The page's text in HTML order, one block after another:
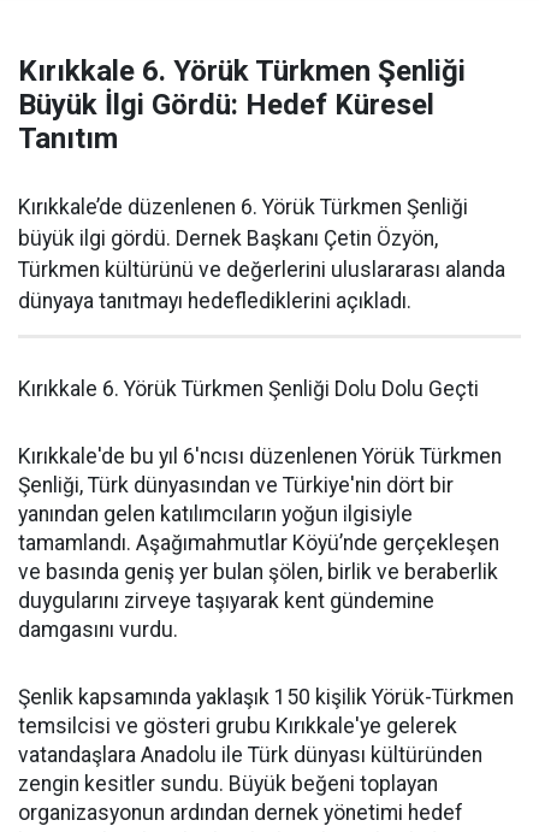
Kırıkkale 6. Yörük Türkmen Şenliği
Büyük İlgi Gördü: Hedef Küresel
Tanıtım
Kırıkkale’de düzenlenen 6. Yörük Türkmen Şenliği
büyük ilgi gördü. Dernek Başkanı Çetin Özyön,
Türkmen kültürünü ve değerlerini uluslararası alanda
dünyaya tanıtmayı hedeflediklerini açıkladı.
Kırıkkale 6. Yörük Türkmen Şenliği Dolu Dolu Geçti
Kırıkkale'de bu yıl 6'ncısı düzenlenen Yörük Türkmen
Şenliği, Türk dünyasından ve Türkiye'nin dört bir
yanından gelen katılımcıların yoğun ilgisiyle
tamamlandı. Aşağımahmutlar Köyü’nde gerçekleşen
ve basında geniş yer bulan şölen, birlik ve beraberlik
duygularını zirveye taşıyarak kent gündemine
damgasını vurdu.
Şenlik kapsamında yaklaşık 150 kişilik Yörük-Türkmen
temsilcisi ve gösteri grubu Kırıkkale'ye gelerek
vatandaşlara Anadolu ile Türk dünyası kültüründen
zengin kesitler sundu. Büyük beğeni toplayan
organizasyonun ardından dernek yönetimi hedef